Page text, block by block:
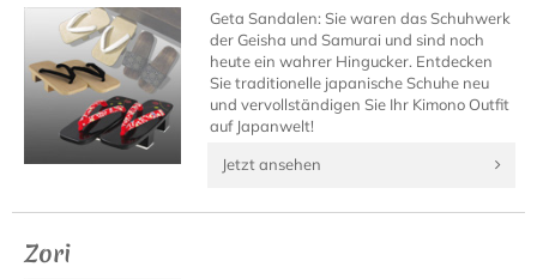
Geta Sandalen: Sie waren das Schuhwerk
der Geisha und Samurai und sind noch
heute ein wahrer Hingucker. Entdecken
Sie traditionelle japanische Schuhe neu
und vervollständigen Sie Ihr Kimono Outfit
auf Japanwelt!
Jetzt ansehen
Zori